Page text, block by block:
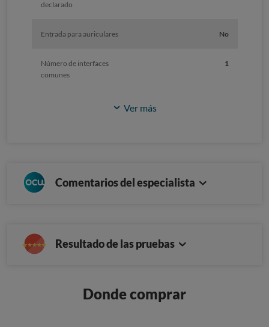
declarado
Entrada para auriculares No
Número de interfaces
comunes
1
Ver más
Comentarios del especialista
Resultado de las pruebas
Donde comprar